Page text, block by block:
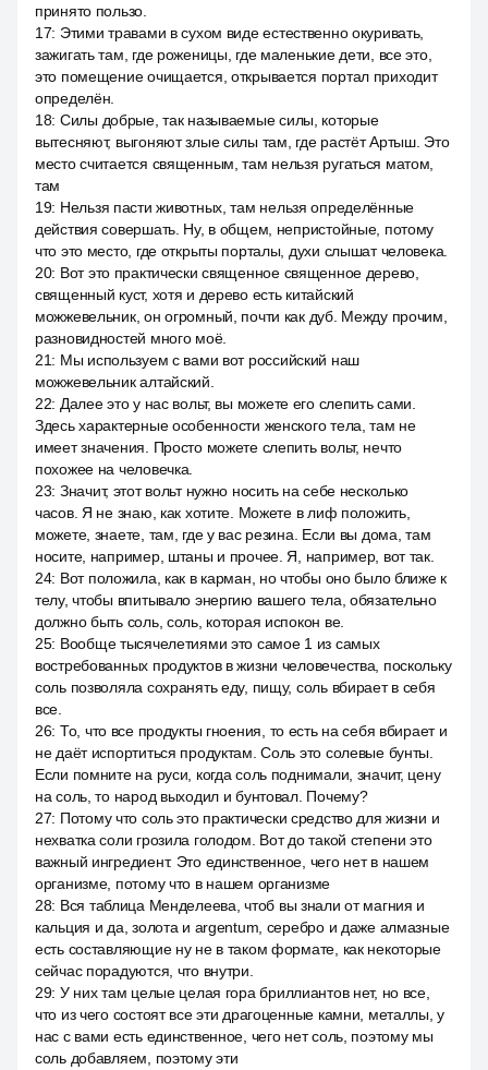
принято пользо.
17: Этими травами в сухом виде естественно окуривать,
зажигать там, где роженицы, где маленькие дети, все это,
это помещение очищается, открывается портал приходит
определён.
18: Силы добрые, так называемые силы, которые
вытесняют, выгоняют злые силы там, где растёт Артыш. Это
место считается священным, там нельзя ругаться матом,
там
19: Нельзя пасти животных, там нельзя определённые
действия совершать. Ну, в общем, непристойные, потому
что это место, где открыты порталы, духи слышат человека.
20: Вот это практически священное священное дерево,
священный куст, хотя и дерево есть китайский
можжевельник, он огромный, почти как дуб. Между прочим,
разновидностей много моё.
21: Мы используем с вами вот российский наш
можжевельник алтайский.
22: Далее это у нас вольт, вы можете его слепить сами.
Здесь характерные особенности женского тела, там не
имеет значения. Просто можете слепить вольт, нечто
похожее на человечка.
23: Значит, этот вольт нужно носить на себе несколько
часов. Я не знаю, как хотите. Можете в лиф положить,
можете, знаете, там, где у вас резина. Если вы дома, там
носите, например, штаны и прочее. Я, например, вот так.
24: Вот положила, как в карман, но чтобы оно было ближе к
телу, чтобы впитывало энергию вашего тела, обязательно
должно быть соль, соль, которая испокон ве.
25: Вообще тысячелетиями это самое 1 из самых
востребованных продуктов в жизни человечества, поскольку
соль позволяла сохранять еду, пищу, соль вбирает в себя
все.
26: То, что все продукты гноения, то есть на себя вбирает и
не даёт испортиться продуктам. Соль это солевые бунты.
Если помните на руси, когда соль поднимали, значит, цену
на соль, то народ выходил и бунтовал. Почему?
27: Потому что соль это практически средство для жизни и
нехватка соли грозила голодом. Вот до такой степени это
важный ингредиент. Это единственное, чего нет в нашем
организме, потому что в нашем организме
28: Вся таблица Менделеева, чтоб вы знали от магния и
кальция и да, золота и argentum, серебро и даже алмазные
есть составляющие ну не в таком формате, как некоторые
сейчас порадуются, что внутри.
29: У них там целые целая гора бриллиантов нет, но все,
что из чего состоят все эти драгоценные камни, металлы, у
нас с вами есть единственное, чего нет соль, поэтому мы
соль добавляем, поэтому эти